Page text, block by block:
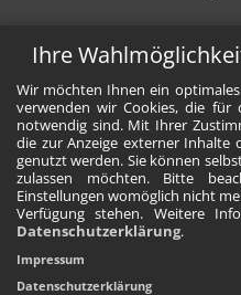
Ihre
Wir möchten Ihnen ein
verwenden wir Cookies, die für
notwendig sind. Mit Ihrer
die zur Anzeige externer Inhalte
genutzt werden. Sie können
zulassen möchten. Bitte
Einstellungen womöglich nicht
Verfügung stehen. Weitere
Datenschutzerklärung.
Impressum
Datenschutzerklärung